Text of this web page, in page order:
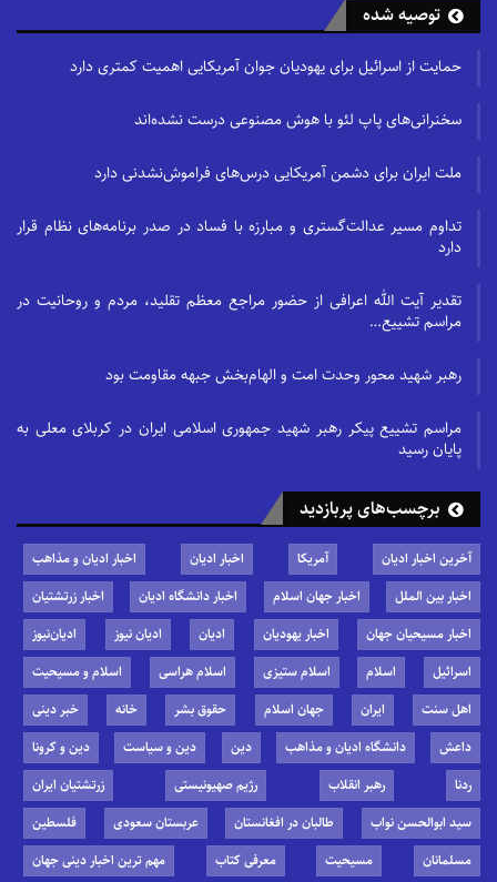
توصیه شده
حمایت از اسرائیل برای یهودیان جوان آمریکایی اهمیت کمتری دارد
سخنرانی‌های پاپ لئو با هوش مصنوعی درست نشده‌اند
ملت ایران برای دشمن آمریکایی درس‌های فراموش‌نشدنی دارد
تداوم مسیر عدالت‌گستری و مبارزه با فساد در صدر برنامه‌های نظام قرار
دارد
تقدیر آیت الله اعرافی از حضور مراجع معظم تقلید، مردم و روحانیت در
مراسم تشییع…
رهبر شهید محور وحدت امت و الهام‌بخش جبهه مقاومت بود
مراسم تشییع پیکر رهبر شهید جمهوری اسلامی ایران در کربلای معلی به
پایان رسید
برچسب‌های پربازدید
آخرین اخبار ادیان آمریکا اخبار ادیان
اخبار ادیان و مذاهب
اخبار بین الملل
اخبار جهان اسلام اخبار دانشگاه ادیان
اخبار زرتشتیان
اخبار مسیحیان جهان
اخبار یهودیان ادیان ادیان نیوز
ادیان‌نیوز
اسرائیل
اسلام اسلام ستیزی اسلام هراسی
اسلام و مسیحیت
اهل سنت
ایران جهان اسلام حقوق بشر خانه
خبر دینی
داعش
دانشگاه ادیان و مذاهب دین دین و سیاست
دین و کرونا
ردنا
رهبر انقلاب رژیم صهیونیستی
زرتشتیان ایران
سید ابوالحسن نواب
طالبان در افغانستان عربستان سعودی
فلسطین
مسلمانان
مسیحیت معرفی کتاب مهم ترین اخبار دینی جهان